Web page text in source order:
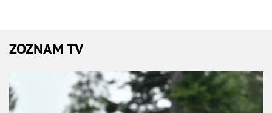
ZOZNAM TV